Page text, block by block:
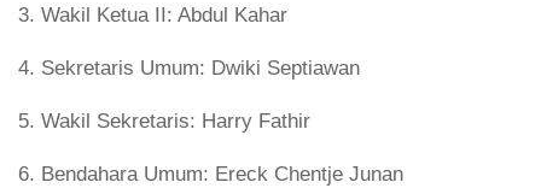
3. Wakil Ketua II: Abdul Kahar
4. Sekretaris Umum: Dwiki Septiawan
5. Wakil Sekretaris: Harry Fathir
6. Bendahara Umum: Ereck Chentje Junan